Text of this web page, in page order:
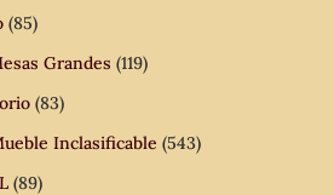
(85)
Grandes (119)
(83)
Inclasificable (543)
(89)